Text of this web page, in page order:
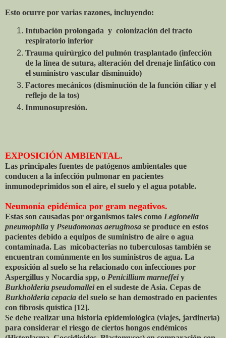
Esto ocurre por varias razones, incluyendo:
Intubación prolongada y colonización del tracto
respiratorio inferior
Trauma quirúrgico del pulmón trasplantado (infección
de la línea de sutura, alteración del drenaje linfático con
el suministro vascular disminuido)
Factores mecánicos (disminución de la función ciliar y el
reflejo de la tos)
Inmunosupresión.
EXPOSICIÓN AMBIENTAL.
Las principales fuentes de patógenos ambientales que
conducen a la infección pulmonar en pacientes
inmunodeprimidos son el aire, el suelo y el agua potable.
Neumonía epidémica por gram negativos.
Estas son causadas por organismos tales como Legionella
pneumophila y Pseudomonas aeruginosa se produce en estos
pacientes debido a equipos de suministro de aire o agua
contaminada. Las micobacterias no tuberculosas también se
encuentran comúnmente en los suministros de agua. La
exposición al suelo se ha relacionado con infecciones por
Aspergillus y Nocardia spp, o Penicillium marneffeiy
Burkholderia pseudomalleien el sudeste de Asia. Cepas de
Burkholderia cepacia del suelo se han demostrado en pacientes
con fibrosis quística [12].
Se debe realizar una historia epidemiológica (viajes, jardinería)
para considerar el riesgo de ciertos hongos endémicos